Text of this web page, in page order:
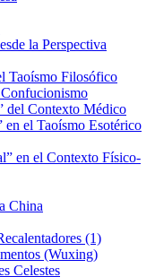
la Perspectiva
Taoísmo Filosófico
del Contexto Médico
el Taoísmo Esotérico
en el Contexto Físico-
China
(1)
(Wuxing)
Celestes